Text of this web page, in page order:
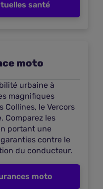
santé
moto
urbaine à
magnifiques
Collines, le Vercors
Comparez les
portant une
contre le
du conducteur.
moto